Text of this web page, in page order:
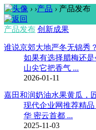
› ›产品 › 产品发布
产品发布 创新成果
谁说京郊大地严冬无锦秀
如果有选择腊梅还
山尖它把香气 ...
2026-01-11
嘉田和润奶油水果黄瓜，
现代企业网推荐精
华 密云首都 ...
2025-11-03